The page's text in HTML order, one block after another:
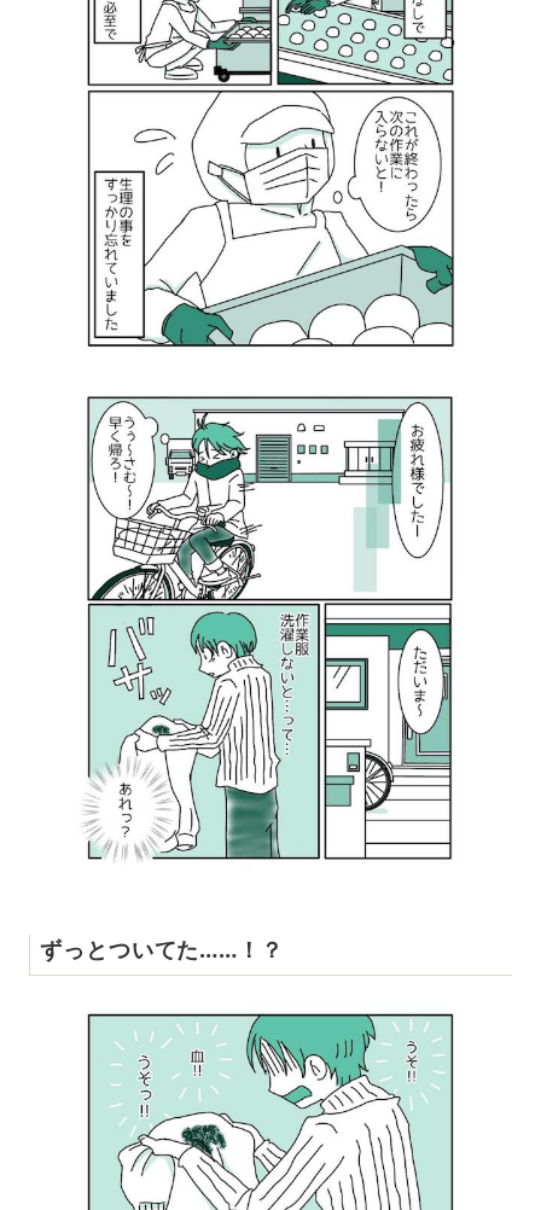
ずっとついてた……！？